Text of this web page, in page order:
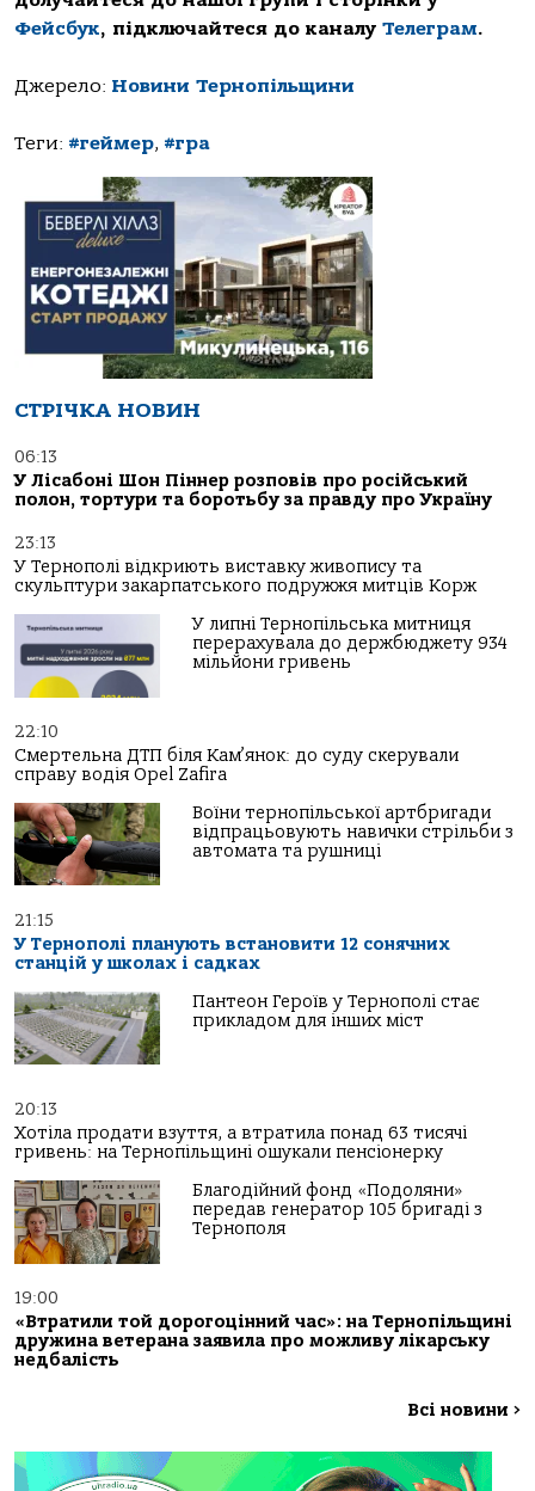
Фейсбук, підключайтеся до каналу Телеграм.
Джерело: Новини Тернопільщини
Теги: #геймер, #гра
СТРІЧКА НОВИН
06:13
У Лісабоні Шон Піннер розповів про російський
полон, тортури та боротьбу за правду про Україну
23:13
У Тернополі відкриють виставку живопису та
скульптури закарпатського подружжя митців Корж
У липні Тернопільська митниця
перерахувала до держбюджету 934
мільйони гривень
22:10
Смертельна ДТП біля Кам’янок: до суду скерували
справу водія Opel Zafira
Воїни тернопільської артбригади
відпрацьовують навички стрільби з
автомата та рушниці
21:15
У Тернополі планують встановити 12 сонячних
станцій у школах і садках
Пантеон Героїв у Тернополі стає
прикладом для інших міст
20:13
Хотіла продати взуття, а втратила понад 63 тисячі
гривень: на Тернопільщині ошукали пенсіонерку
Благодійний фонд «Подоляни»
передав генератор 105 бригаді з
Тернополя
19:00
«Втратили той дорогоцінний час»: на Тернопільщині
дружина ветерана заявила про можливу лікарську
недбалість
Всі новини >